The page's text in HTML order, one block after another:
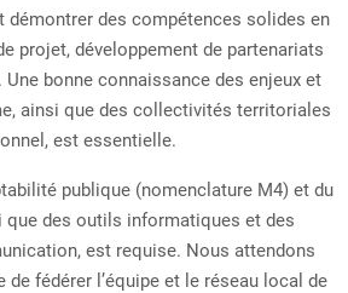
démontrer des compétences solides en
projet, développement de partenariats
bonne connaissance des enjeux et
ainsi que des collectivités territoriales
est essentielle.
publique (nomenclature M4) et du
des outils informatiques et des
est requise. Nous attendons
de fédérer l’équipe et le réseau local de